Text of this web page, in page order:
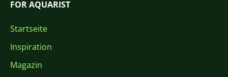
FOR AQUARIST
Startseite
Inspiration
Magazin